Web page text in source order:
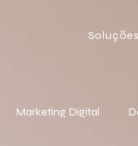
Soluções
Marketing Digital